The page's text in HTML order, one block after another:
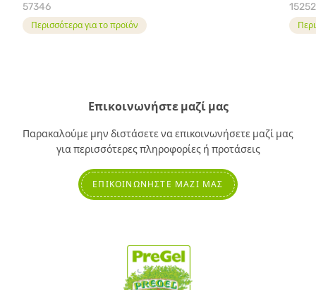
57346
Περισσότερα για το προϊόν
15252
Επικοινωνήστε μαζί μας
Παρακαλούμε μην διστάσετε να επικοινωνήσετε μαζί μας
για περισσότερες πληροφορίες ή προτάσεις
ΕΠΙΚΟΙΝΩΝΉΣΤΕ ΜΑΖΊ ΜΑΣ